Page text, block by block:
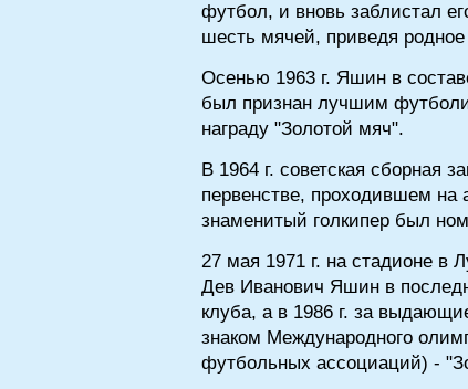
футбол, и вновь заблистал
шесть мячей, приведя
Осенью 1963 г. Яшин в
был признан лучшим
награду "Золотой мяч".
В 1964 г. советская сборная
первенстве, проходившем на
знаменитый голкипер был
27 мая 1971 г. на стадионе в
Дев Иванович Яшин в
клуба, а в 1986 г. за
знаком Международного
футбольных ассоциаций) -